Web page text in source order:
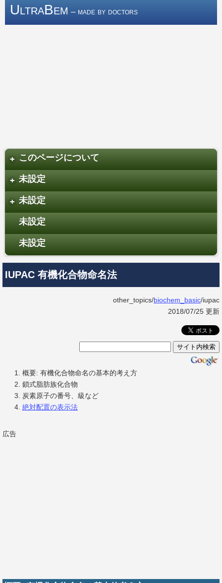
UltraBem – made by doctors
+ このページについて
+ 未設定
+ 未設定
未設定
未設定
IUPAC 有機化合物命名法
other_topics/biochem_basic/iupac
2018/07/25 更新
概要: 有機化合物命名の基本的考え方
鎖式脂肪族化合物
炭素原子の番号、級など
絶対配置の表示法
広告